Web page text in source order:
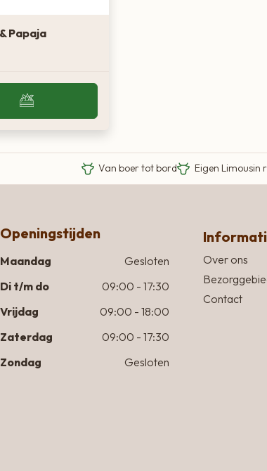
Papaja
Van boer tot bord Eigen Limousin
Openingstijden
Maandag
Gesloten
Di t/m do
09:00 - 17:30
Vrijdag
09:00 - 18:00
Zaterdag
09:00 - 17:30
Zondag
Gesloten
Over ons
Contact